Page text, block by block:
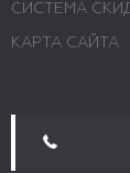
СИСТЕМА
КАРТА САЙТА